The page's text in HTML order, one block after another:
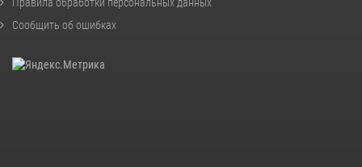
Сообщить об ошибках